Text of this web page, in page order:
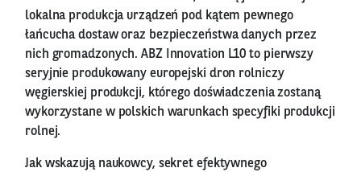
lokalna produkcja urządzeń pod kątem pewnego
łańcucha dostaw oraz bezpieczeństwa danych przez
nich gromadzonych. ABZ Innovation L10 to pierwszy
seryjnie produkowany europejski dron rolniczy
węgierskiej produkcji, którego doświadczenia zostaną
wykorzystane w polskich warunkach specyfiki produkcji
rolnej.
Jak wskazują naukowcy, sekret efektywnego